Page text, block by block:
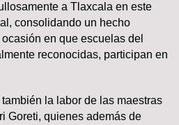
a Tlaxcala en este
consolidando un hecho
en que escuelas del
reconocidas, participan en
la labor de las maestras
Goreti, quienes además de